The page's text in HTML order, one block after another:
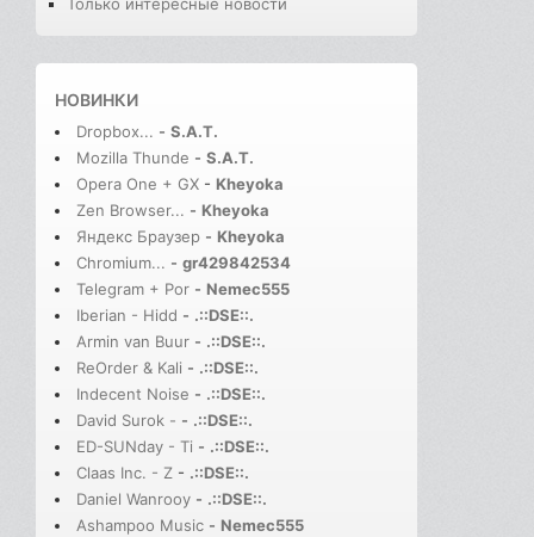
Только интересные новости
НОВИНКИ
Dropbox... - S.A.T.
Mozilla Thunde - S.A.T.
Opera One + GX - Kheyoka
Zen Browser... - Kheyoka
Яндекс Браузер - Kheyoka
Chromium... - gr429842534
Telegram + Por - Nemec555
Iberian - Hidd - .::DSE::.
Armin van Buur - .::DSE::.
ReOrder & Kali - .::DSE::.
Indecent Noise - .::DSE::.
David Surok - - .::DSE::.
ED-SUNday - Ti - .::DSE::.
Claas Inc. - Z - .::DSE::.
Daniel Wanrooy - .::DSE::.
Ashampoo Music - Nemec555